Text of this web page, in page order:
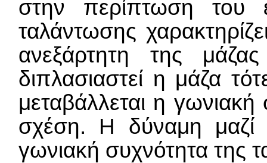
στην περίπτωση του
ταλάντωσης
ανεξάρτητη της
διπλασιαστεί η μάζα
μεταβάλλεται η
σχέση. Η δύναμη μαζί
γωνιακή συχνότητα της